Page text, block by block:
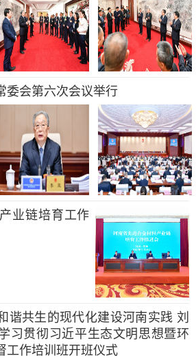
委会第六次会议举行
业链培育工作
谐共生的现代化建设河南实践 刘
习贯彻习近平生态文明思想暨环
工作培训班开班仪式